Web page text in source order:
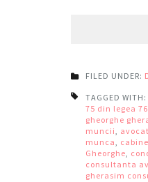
FILED UNDER:
TAGGED WITH:
75 din legea
gheorghe
muncii,
munca,
Gheorghe,
consultanta
gherasim